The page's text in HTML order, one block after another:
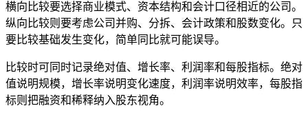
横向比较要选择商业模式、资本结构和会计口径相近的公司。
纵向比较则要考虑公司并购、分拆、会计政策和股数变化。只
要比较基础发生变化，简单同比就可能误导。
比较时可同时记录绝对值、增长率、利润率和每股指标。绝对
值说明规模，增长率说明变化速度，利润率说明效率，每股指
标则把融资和稀释纳入股东视角。